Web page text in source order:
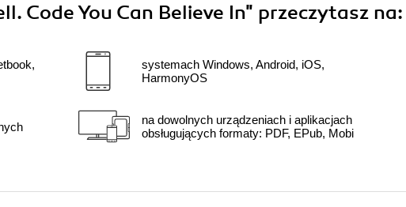
Code You Can Believe In" przeczytasz na:
systemach Windows, Android, iOS,
HarmonyOS
na dowolnych urządzeniach i aplikacjach
obsługujących formaty: PDF, EPub, Mobi